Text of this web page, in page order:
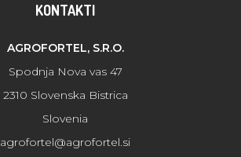
KONTAKTI
AGROFORTEL, S.R.O.
Spodnja Nova vas 47
2310 Slovenska Bistrica
Slovenia
agrofortel@agrofortel.si